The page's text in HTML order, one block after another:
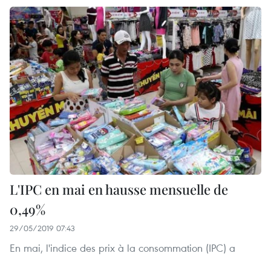
L'IPC en mai en hausse mensuelle de
0,49%
29/05/2019 07:43
En mai, l'indice des prix à la consommation (IPC) a